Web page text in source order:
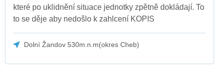
které po uklidnění situace jednotky zpětně dokládají. To
to se děje aby nedošlo k zahlcení KOPIS
Dolní Žandov 530m.n.m(okres Cheb)